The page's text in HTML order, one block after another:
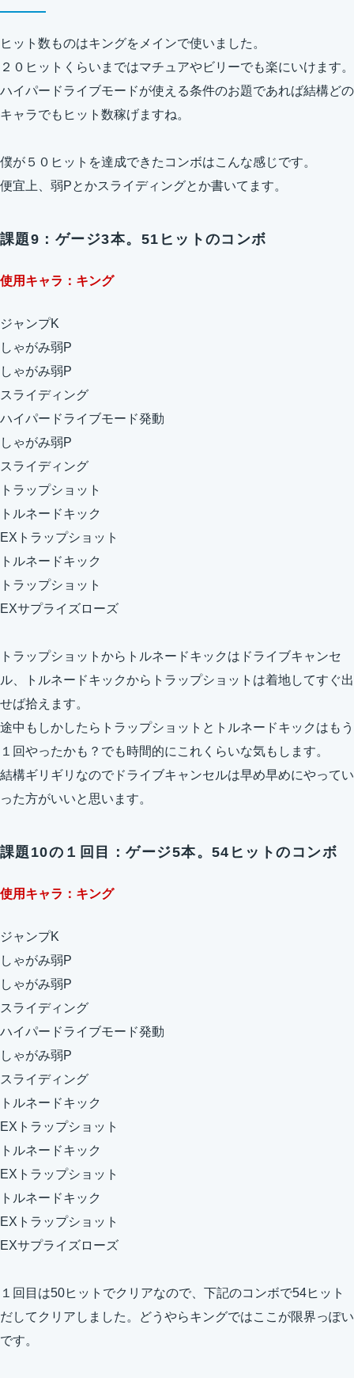
ヒット数ものはキングをメインで使いました。
２０ヒットくらいまではマチュアやビリーでも楽にいけます。
ハイパードライブモードが使える条件のお題であれば結構どの
キャラでもヒット数稼げますね。
僕が５０ヒットを達成できたコンボはこんな感じです。
便宜上、弱Pとかスライディングとか書いてます。
課題9：ゲージ3本。51ヒットのコンボ
使用キャラ：キング
ジャンプK
しゃがみ弱P
しゃがみ弱P
スライディング
ハイパードライブモード発動
しゃがみ弱P
スライディング
トラップショット
トルネードキック
EXトラップショット
トルネードキック
トラップショット
EXサプライズローズ
トラップショットからトルネードキックはドライブキャンセ
ル、トルネードキックからトラップショットは着地してすぐ出
せば拾えます。
途中もしかしたらトラップショットとトルネードキックはもう
１回やったかも？でも時間的にこれくらいな気もします。
結構ギリギリなのでドライブキャンセルは早め早めにやってい
った方がいいと思います。
課題10の１回目：ゲージ5本。54ヒットのコンボ
使用キャラ：キング
ジャンプK
しゃがみ弱P
しゃがみ弱P
スライディング
ハイパードライブモード発動
しゃがみ弱P
スライディング
トルネードキック
EXトラップショット
トルネードキック
EXトラップショット
トルネードキック
EXトラップショット
EXサプライズローズ
１回目は50ヒットでクリアなので、下記のコンボで54ヒット
だしてクリアしました。どうやらキングではここが限界っぽい
です。